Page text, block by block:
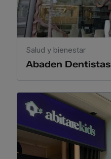
Abaden Dentistas
Salud y bienestar